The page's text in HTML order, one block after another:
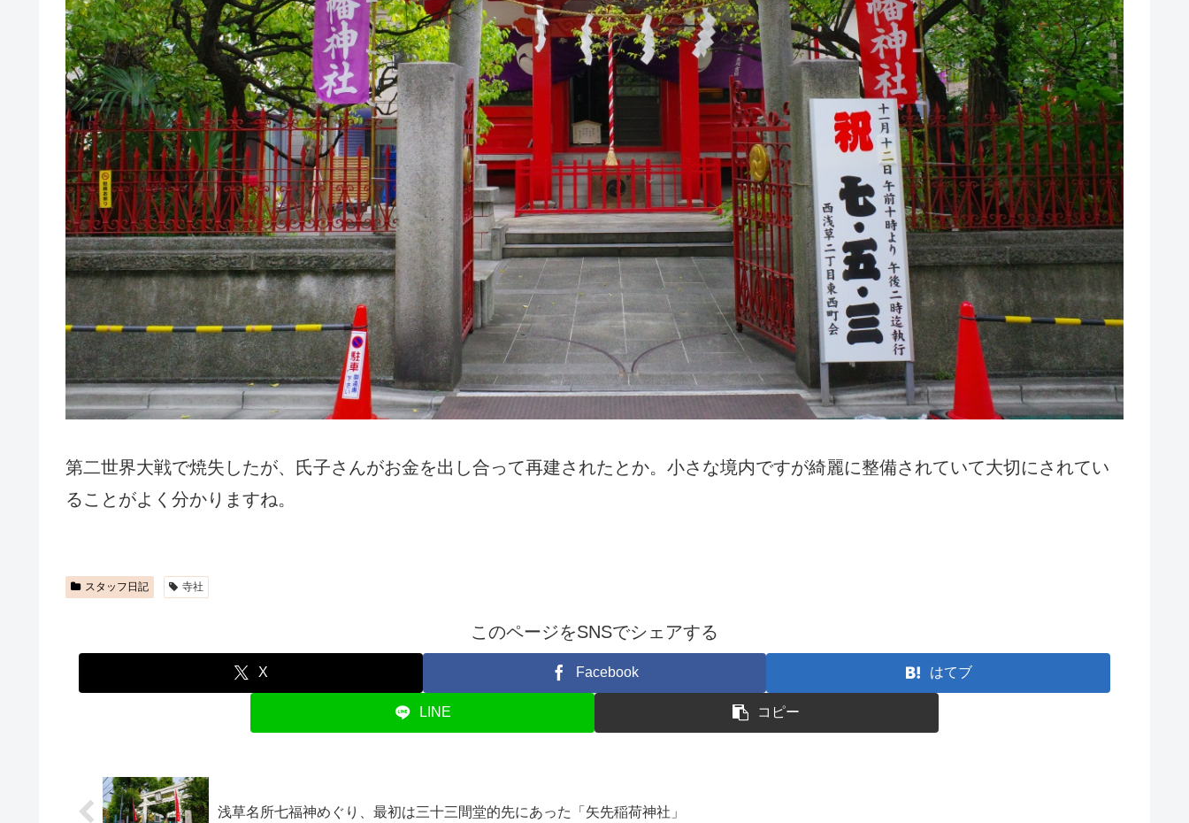
第二世界大戦で焼失したが、氏子さんがお金を出し合って再建されたとか。小さな境内ですが綺麗に整備されていて大切にされてい
ることがよく分かりますね。
スタッフ日記 寺社
このページをSNSでシェアする
X Facebook はてブ
LINE コピー
浅草名所七福神めぐり、最初は三十三間堂的先にあった「矢先稲荷神社」